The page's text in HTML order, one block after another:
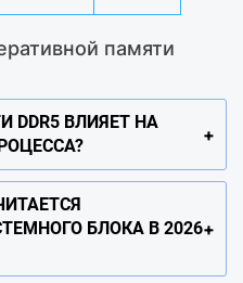
памяти
DDR5 ВЛИЯЕТ НА
БЛОКА В 2026